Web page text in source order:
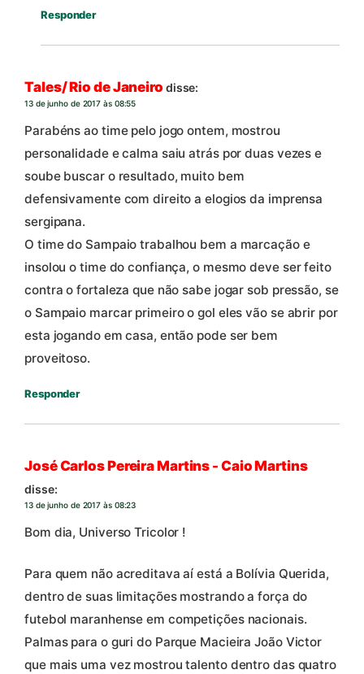
Responder
Tales/ Rio de Janeiro disse:
13 de junho de 2017 às 08:55
Parabéns ao time pelo jogo ontem, mostrou
personalidade e calma saiu atrás por duas vezes e
soube buscar o resultado, muito bem
defensivamente com direito a elogios da imprensa
sergipana.
O time do Sampaio trabalhou bem a marcação e
insolou o time do confiança, o mesmo deve ser feito
contra o fortaleza que não sabe jogar sob pressão, se
o Sampaio marcar primeiro o gol eles vão se abrir por
esta jogando em casa, então pode ser bem
proveitoso.
Responder
José Carlos Pereira Martins - Caio Martins
disse:
13 de junho de 2017 às 08:23
Bom dia, Universo Tricolor !
Para quem não acreditava aí está a Bolívia Querida,
dentro de suas limitações mostrando a força do
futebol maranhense em competições nacionais.
Palmas para o guri do Parque Macieira João Victor
que mais uma vez mostrou talento dentro das quatro